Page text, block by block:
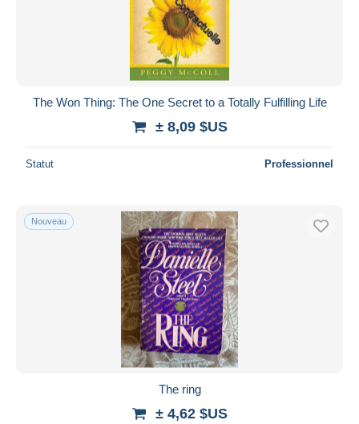
The Won Thing: The One Secret to a Totally Fulfilling Life
± 8,09 $US
Statut Professionnel
Nouveau
The ring
± 4,62 $US